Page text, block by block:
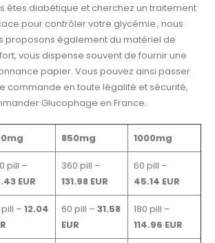
êtes diabétique et cherchez un traitement
pour contrôler votre glycémie , nous
proposons également du matériel de
vous dispense souvent de fournir une
papier. Vous pouvez ainsi passer
commande en toute légalité et sécurité,
Glucophage en France.
850mg 1000mg
pill –
EUR
360 pill –
131.98 EUR
60 pill –
45.14 EUR
– 12.04
60 pill – 31.58
EUR
180 pill –
114.96 EUR